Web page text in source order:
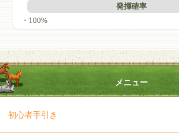
発揮確率
・100%
メニュー
初心者手引き